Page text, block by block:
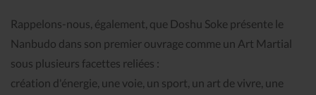
Rappelons-nous, également, que Doshu Soke présente le
Nanbudo dans son premier ouvrage comme un Art Martial
sous plusieurs facettes reliées :
création d'énergie, une voie, un sport, un art de vivre, une